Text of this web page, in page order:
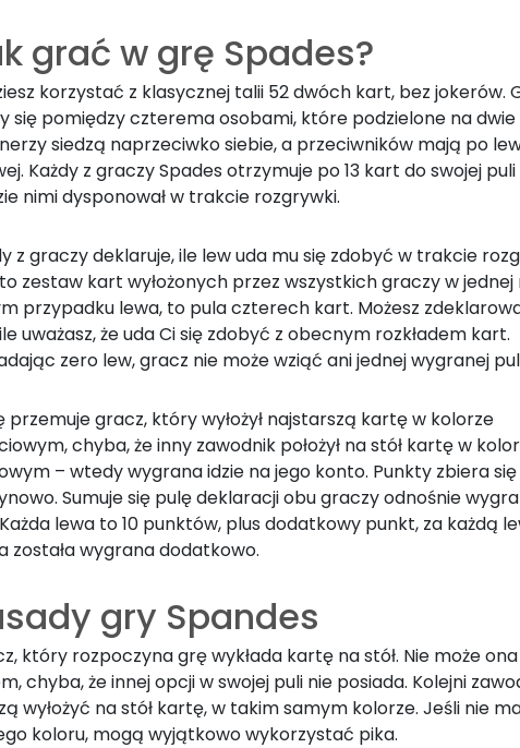
grać w grę Spades?
korzystać z klasycznej talii 52 dwóch kart, bez jokerów.
się pomiędzy czterema osobami, które podzielone na dwie
siedzą naprzeciwko siebie, a przeciwników mają po
Każdy z graczySpades otrzymuje po 13 kart do swojej
nimi dysponował w trakcie rozgrywki.
z graczy deklaruje, ile lew uda mu się zdobyć w trakcie
zestaw kart wyłożonych przez wszystkich graczy w jednej
przypadku lewa, to pula czterech kart. Możesz
uważasz, że uda Ci się zdobyć z obecnym rozkładem kart.
zero lew, gracz nie może wziąć ani jednej wygranej
przemuje gracz, który wyłożył najstarszą kartę w kolorze
chyba, że inny zawodnik położył na stół kartę w
– wtedy wygrana idzie na jego konto. Punkty zbiera się
Sumuje się pulę deklaracji obu graczy odnośnie
lewa to 10 punktów, plus dodatkowy punkt, za każdą
została wygrana dodatkowo.
gry Spandes
który rozpoczyna grę wykłada kartę na stół. Nie może
chyba, że innej opcji w swojej puli nie posiada. Kolejni
wyłożyć na stół kartę, w takim samym kolorze. Jeśli nie
koloru, mogą wyjątkowo wykorzystać pika.